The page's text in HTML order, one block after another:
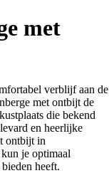
met
verblijf aan de
met ontbijt de
die bekend
en heerlijke
ontbijt in
je optimaal
heeft.